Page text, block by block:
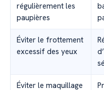
régulièrement les
paupières
Éviter le frottement
excessif des yeux
Éviter le maquillage